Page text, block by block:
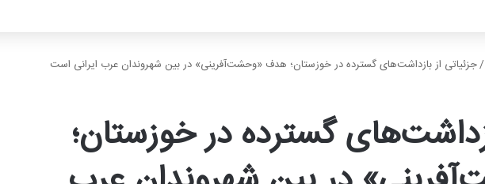
/جزئیاتی از بازداشت‌های گسترده در خوزستان؛ هدف «وحشت‌آفرینی» در بین شهروندان عرب ایرانی است
گسترده در خوزستان؛